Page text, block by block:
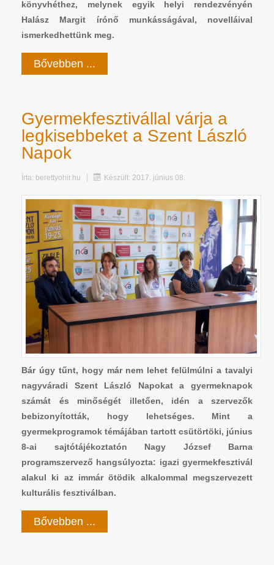
könyvhéthez, melynek egyik helyi rendezvényén
Halász Margit írónő munkásságával, novelláival
ismerkedhettünk meg.
Bővebben ...
Gyermekfesztivállal várja a
legkisebbeket a Szent László
Napok
Írta: berettyohir.hu Készült: 2017. június 08.
Bár úgy tűnt, hogy már nem lehet felülmúlni a tavalyi
nagyváradi Szent László Napokat a gyermeknapok
számát és minőségét illetően, idén a szervezők
bebizonyították, hogy lehetséges. Mint a
gyermekprogramok témájában tartott csütörtöki, június
8-ai sajtótájékoztatón Nagy József Barna
programszervező hangsúlyozta: igazi gyermekfesztivál
alakul ki az immár ötödik alkalommal megszervezett
kulturális fesztiválban.
Bővebben ...